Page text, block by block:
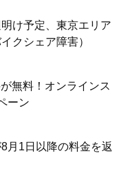
け予定、東京エリア
クシェア障害）
無料！オンラインス
ーン
月1日以降の料金を返